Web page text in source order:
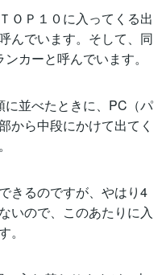
ＯＰ１０に入ってくる出
んでいます。そして、同
カーと呼んでいます。
に並べたときに、PC（パ
から中段にかけて出てく
きるのですが、やはり4
いので、このあたりに入